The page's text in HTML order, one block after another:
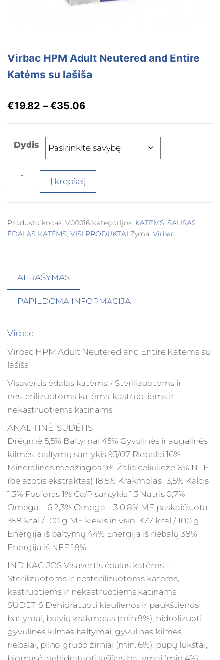
Virbac HPM Adult Neutered and Entire
Katėms su lašiša
€19.82 – €35.06
Dydis
Į krepšelį
Produkto kodas: V00016 Kategorijos: KATĖMS, SAUSAS
ĖDALAS KATĖMS, VISI PRODUKTAI Žyma: Virbac
APRAŠYMAS
PAPILDOMA INFORMACIJA
Virbac
Virbac HPM Adult Neutered and Entire Katėms su
lašiša
Visavertis ėdalas katėms: • Sterilizuotoms ir
nesterilizuotoms katėms, kastruotiems ir
nekastruotiems katinams
ANALITINĖ SUDĖTIS
Drėgmė 5,5% Baltymai 45% Gyvulinės ir augalinės
kilmės baltymų santykis 93/07 Riebalai 16%
Mineralinės medžiagos 9% Žalia celiuliozė 6% NFE
(be azotis ekstraktas) 18,5% Krakmolas 13,5% Kalcis
1,3% Fosforas 1% Ca/P santykis 1,3 Natris 0,7%
Omega – 6 2,3% Omega – 3 0,8% ME paskaičiuota
358 kcal / 100 g ME kiekis in vivo 377 kcal / 100 g
Energija iš baltymų 44% Energija iš riebalų 38%
Energija iš NFE 18%
INDIKACIJOS Visavertis ėdalas katėms: •
Sterilizuotoms ir nesterilizuotoms katėms,
kastruotiems ir nekastruotiems katinams
SUDĖTIS Dehidratuoti kiaulienos ir paukštienos
baltymai, bulvių krakmolas (min.8%), hidrolizuoti
gyvulinės kilmės baltymai, gyvulinės kilmės
riebalai, pilno grūdo žirniai (min. 6%), pupų lukštai,
biomasė, dehidratuoti lašišos baltymai (min.4%),